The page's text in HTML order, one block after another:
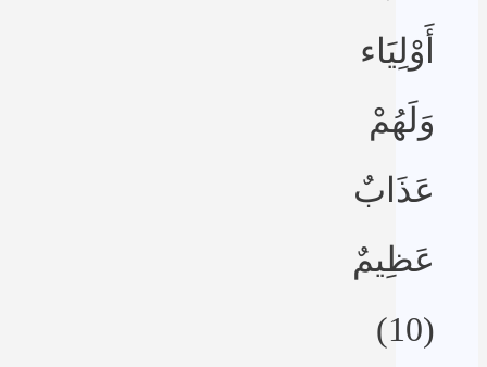
أَوْلِيَاء
وَلَهُمْ
عَذَابٌ
عَظِيمٌ
(10)